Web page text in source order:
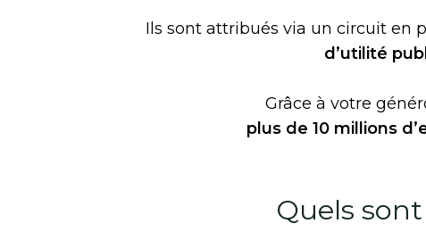
Ils sont attribués via un circuit en
d’utilité
Grâce à votre
plus de 10 millions
Quels